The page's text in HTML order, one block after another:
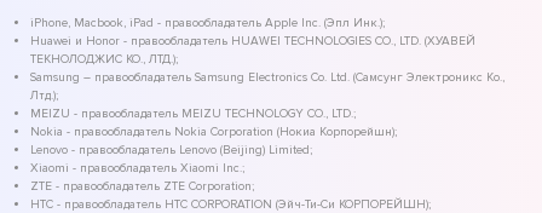
iPhone, Macbook, iPad - правообладатель Apple Inc. (Эпл Инк.);
Huawei и Honor - правообладатель HUAWEI TECHNOLOGIES CO., LTD. (ХУАВЕЙ
ТЕКНОЛОДЖИС КО., ЛТД.);
Samsung – правообладатель Samsung Electronics Co. Ltd. (Самсунг Электроникс Ко.,
Лтд.);
MEIZU - правообладатель MEIZU TECHNOLOGY CO., LTD.;
Nokia - правообладатель Nokia Corporation (Нокиа Корпорейшн);
Lenovo - правообладатель Lenovo (Beijing) Limited;
Xiaomi - правообладатель Xiaomi Inc.;
ZTE - правообладатель ZTE Corporation;
HTC - правообладатель HTC CORPORATION (Эйч-Ти-Си КОРПОРЕЙШН);